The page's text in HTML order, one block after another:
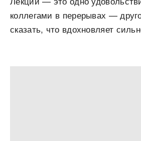
коллегами в перерывах —
сказать, что вдохновляет